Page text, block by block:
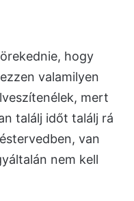
hogy
valamilyen
mert
találj időt találj rá
van
nem kell